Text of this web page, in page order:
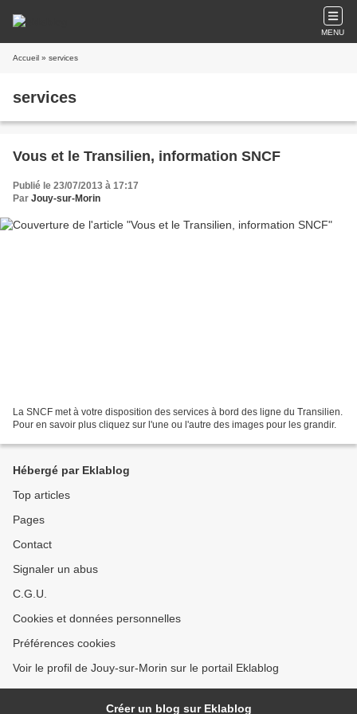
MENU
Accueil » services
services
Vous et le Transilien, information SNCF
Publié le 23/07/2013 à 17:17
Par Jouy-sur-Morin
La SNCF met à votre disposition des services à bord des ligne du Transilien.
Pour en savoir plus cliquez sur l'une ou l'autre des images pour les grandir.
Hébergé par Eklablog
Top articles
Pages
Contact
Signaler un abus
C.G.U.
Cookies et données personnelles
Préférences cookies
Voir le profil de Jouy-sur-Morin sur le portail Eklablog
Créer un blog sur Eklablog